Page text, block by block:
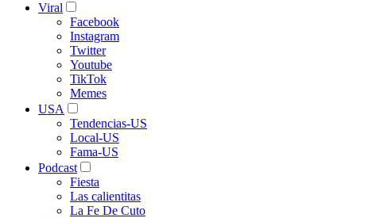
Viral
Facebook
Instagram
Twitter
Youtube
TikTok
Memes
USA
Tendencias-US
Local-US
Fama-US
Podcast
Fiesta
Las calientitas
La Fe De Cuto